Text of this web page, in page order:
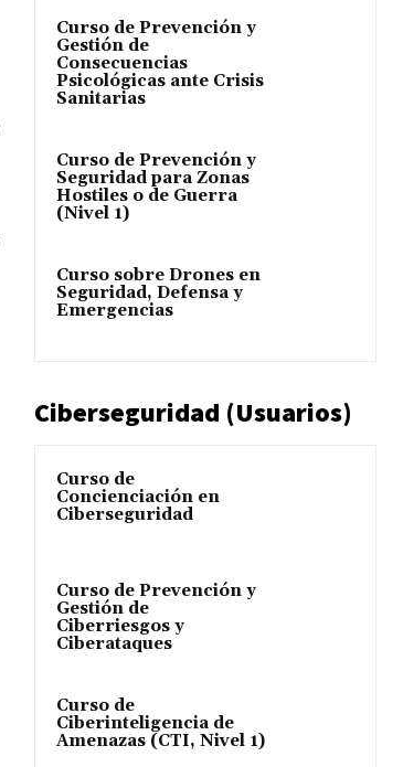
Curso de Prevención y
Gestión de
Consecuencias
Psicológicas ante Crisis
Sanitarias
Curso de Prevención y
Seguridad para Zonas
Hostiles o de Guerra
(Nivel 1)
Curso sobre Drones en
Seguridad, Defensa y
Emergencias
Ciberseguridad (Usuarios)
Curso de
Concienciación en
Ciberseguridad
Curso de Prevención y
Gestión de
Ciberriesgos y
Ciberataques
Curso de
Ciberinteligencia de
Amenazas (CTI, Nivel 1)